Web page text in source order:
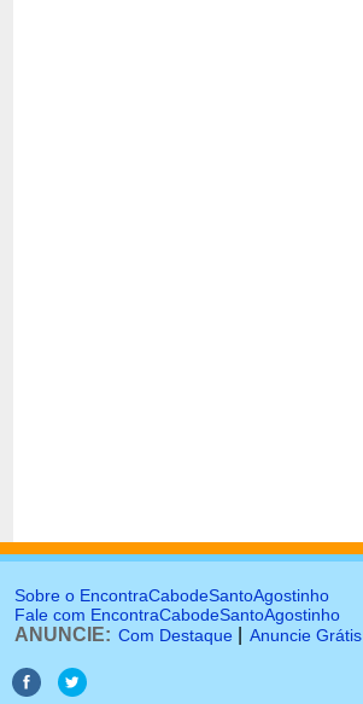
Sobre o EncontraCabodeSantoAgostinho
Fale com EncontraCabodeSantoAgostinho
ANUNCIE: Com Destaque Anuncie Grátis